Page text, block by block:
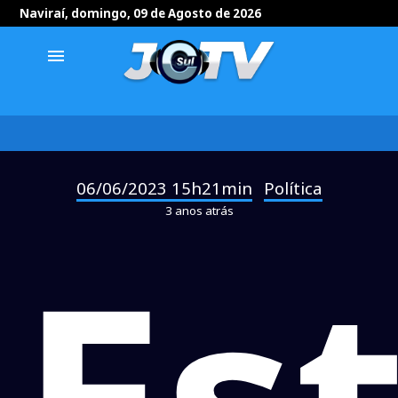
Naviraí, domingo, 09 de Agosto de 2026
menu
06/06/2023 15h21min Política
3 anos atrás